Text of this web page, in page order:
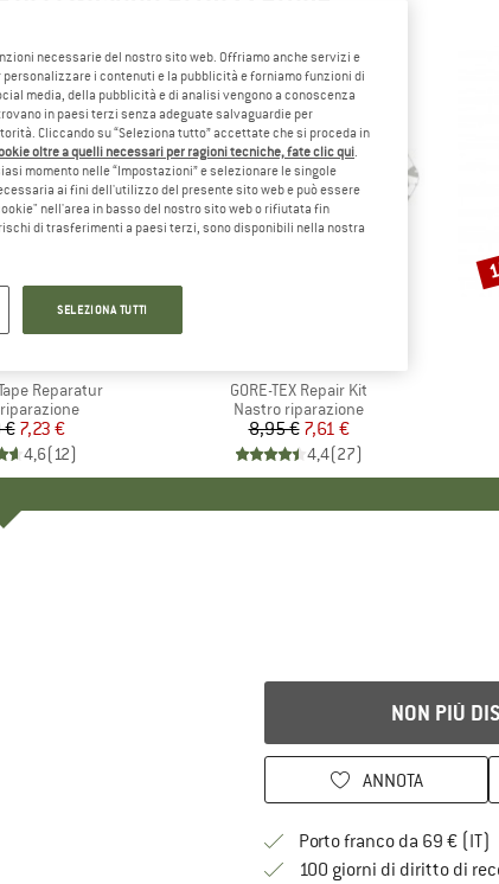
Reparatur
di prodotti
Prezzo
€Prezzo ridotto
7,23 €
4,6(12)
Articolo
GORE-TEX Repair Kit
Gruppo di prodotti
Nastro riparazione
Prezzo
8,95 €Prezzo ridotto
7,61 €
4,4(27)
NON PIÙ
ANNOTA
Porto franco da 69 € (IT)
100 giorni di diritto di
necessarie del nostro sito web. Offriamo anche servizi e
i contenuti e la pubblicità e forniamo funzioni di
media, della pubblicità e di analisi vengono a conoscenza
in paesi terzi senza adeguate salvaguardie per
Cliccando su “Seleziona tutto” accettate che si proceda in
oltre a quelli necessari per ragioni tecniche, fate clic qui.
momento nelle “Impostazioni” e selezionare le singole
ai fini dell'utilizzo del presente sito web e può essere
nell'area in basso del nostro sito web o rifiutata fin
di trasferimenti a paesi terzi, sono disponibili nella nostra
SELEZIONA TUTTI